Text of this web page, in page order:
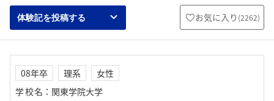
体験記を投稿する お気に入り (2262)
08年卒 理系
女性
学校名 ： 関東学院大学